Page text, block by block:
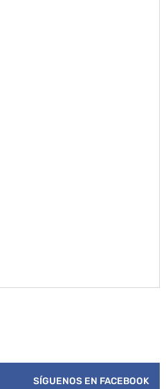
SÍGUENOS EN FACEBOOK